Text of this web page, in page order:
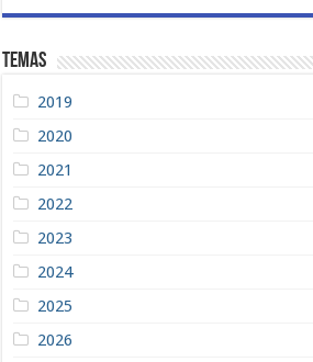
Temas
2019
2020
2021
2022
2023
2024
2025
2026